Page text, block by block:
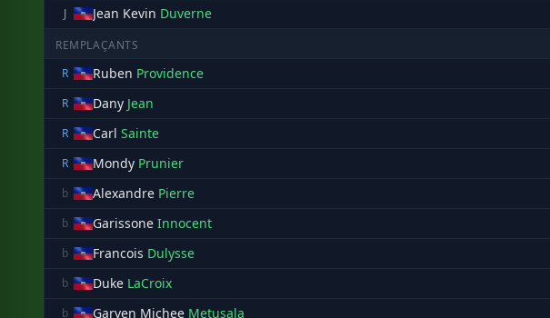
J
Jean Kevin Duverne
REMPLAÇANTS
R
Ruben Providence
R
Dany Jean
R
Carl Sainte
R
Mondy Prunier
b
Alexandre Pierre
b Garissone Innocent
b Francois Dulysse
b Duke LaCroix
b Garven Michee Metusala